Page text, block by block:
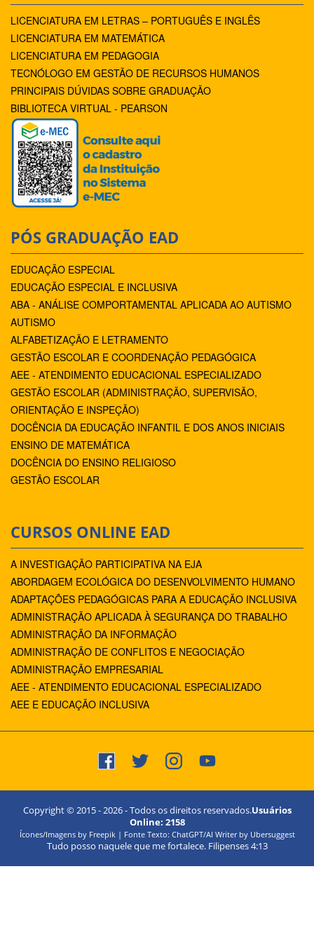
LICENCIATURA EM LETRAS – PORTUGUÊS E INGLÊS
LICENCIATURA EM MATEMÁTICA
LICENCIATURA EM PEDAGOGIA
TECNÓLOGO EM GESTÃO DE RECURSOS HUMANOS
PRINCIPAIS DÚVIDAS SOBRE GRADUAÇÃO
BIBLIOTECA VIRTUAL - PEARSON
PÓS GRADUAÇÃO EAD
EDUCAÇÃO ESPECIAL
EDUCAÇÃO ESPECIAL E INCLUSIVA
ABA - ANÁLISE COMPORTAMENTAL APLICADA AO AUTISMO
AUTISMO
ALFABETIZAÇÃO E LETRAMENTO
GESTÃO ESCOLAR E COORDENAÇÃO PEDAGÓGICA
AEE - ATENDIMENTO EDUCACIONAL ESPECIALIZADO
GESTÃO ESCOLAR (ADMINISTRAÇÃO, SUPERVISÃO,
ORIENTAÇÃO E INSPEÇÃO)
DOCÊNCIA DA EDUCAÇÃO INFANTIL E DOS ANOS INICIAIS
ENSINO DE MATEMÁTICA
DOCÊNCIA DO ENSINO RELIGIOSO
GESTÃO ESCOLAR
CURSOS ONLINE EAD
A INVESTIGAÇÃO PARTICIPATIVA NA EJA
ABORDAGEM ECOLÓGICA DO DESENVOLVIMENTO HUMANO
ADAPTAÇÕES PEDAGÓGICAS PARA A EDUCAÇÃO INCLUSIVA
ADMINISTRAÇÃO APLICADA À SEGURANÇA DO TRABALHO
ADMINISTRAÇÃO DA INFORMAÇÃO
ADMINISTRAÇÃO DE CONFLITOS E NEGOCIAÇÃO
ADMINISTRAÇÃO EMPRESARIAL
AEE - ATENDIMENTO EDUCACIONAL ESPECIALIZADO
AEE E EDUCAÇÃO INCLUSIVA
Copyright © 2015 -2026- Todos os direitos reservados.Usuários
Online: 2158
Ícones/Imagens by Freepik | Fonte Texto: ChatGPT/AI Writer by Ubersuggest
Tudo posso naquele que me fortalece. Filipenses 4:13